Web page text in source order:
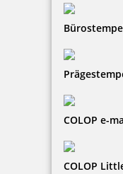
COLOP e-
COLOP